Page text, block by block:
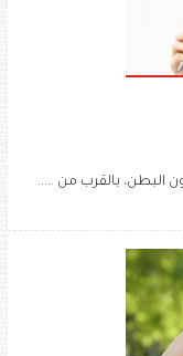
البطن، بالقرب من .....